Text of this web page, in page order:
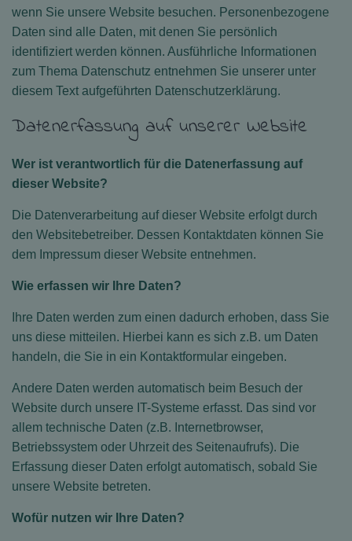
wenn Sie unsere Website besuchen. Personenbezogene
Daten sind alle Daten, mit denen Sie persönlich
identifiziert werden können. Ausführliche Informationen
zum Thema Datenschutz entnehmen Sie unserer unter
diesem Text aufgeführten Datenschutzerklärung.
Datenerfassung auf unserer Website
Wer ist verantwortlich für die Datenerfassung auf
dieser Website?
Die Datenverarbeitung auf dieser Website erfolgt durch
den Websitebetreiber. Dessen Kontaktdaten können Sie
dem Impressum dieser Website entnehmen.
Wie erfassen wir Ihre Daten?
Ihre Daten werden zum einen dadurch erhoben, dass Sie
uns diese mitteilen. Hierbei kann es sich z.B. um Daten
handeln, die Sie in ein Kontaktformular eingeben.
Andere Daten werden automatisch beim Besuch der
Website durch unsere IT-Systeme erfasst. Das sind vor
allem technische Daten (z.B. Internetbrowser,
Betriebssystem oder Uhrzeit des Seitenaufrufs). Die
Erfassung dieser Daten erfolgt automatisch, sobald Sie
unsere Website betreten.
Wofür nutzen wir Ihre Daten?